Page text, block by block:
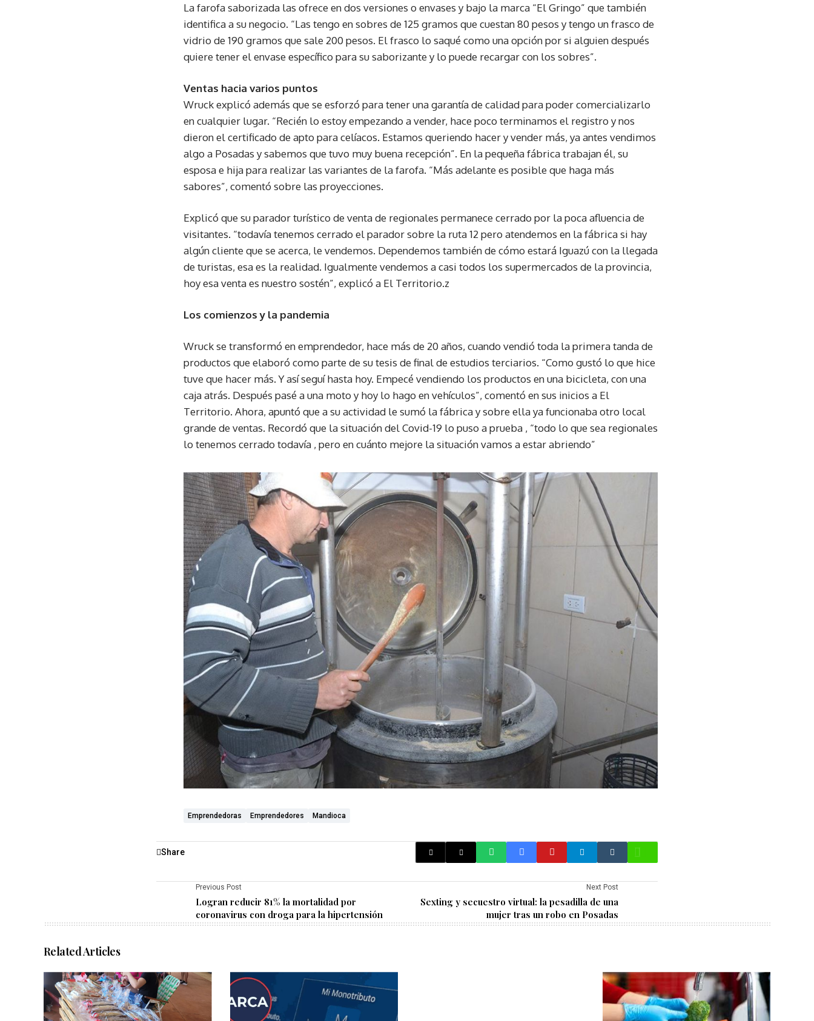
La farofa saborizada las ofrece en dos versiones o envases y bajo la marca “El Gringo” que también
identifica a su negocio. “Las tengo en sobres de 125 gramos que cuestan 80 pesos y tengo un frasco de
vidrio de 190 gramos que sale 200 pesos. El frasco lo saqué como una opción por si alguien después
quiere tener el envase específico para su saborizante y lo puede recargar con los sobres”.
Ventas hacia varios puntos
Wruck explicó además que se esforzó para tener una garantía de calidad para poder comercializarlo
en cualquier lugar. “Recién lo estoy empezando a vender, hace poco terminamos el registro y nos
dieron el certificado de apto para celíacos. Estamos queriendo hacer y vender más, ya antes vendimos
algo a Posadas y sabemos que tuvo muy buena recepción”. En la pequeña fábrica trabajan él, su
esposa e hija para realizar las variantes de la farofa. “Más adelante es posible que haga más
sabores”, comentó sobre las proyecciones.
Explicó que su parador turístico de venta de regionales permanece cerrado por la poca afluencia de
visitantes. “todavía tenemos cerrado el parador sobre la ruta 12 pero atendemos en la fábrica si hay
algún cliente que se acerca, le vendemos. Dependemos también de cómo estará Iguazú con la llegada
de turistas, esa es la realidad. Igualmente vendemos a casi todos los supermercados de la provincia,
hoy esa venta es nuestro sostén”, explicó a El Territorio.z
Los comienzos y la pandemia
Wruck se transformó en emprendedor, hace más de 20 años, cuando vendió toda la primera tanda de
productos que elaboró como parte de su tesis de final de estudios terciarios. “Como gustó lo que hice
tuve que hacer más. Y así seguí hasta hoy. Empecé vendiendo los productos en una bicicleta, con una
caja atrás. Después pasé a una moto y hoy lo hago en vehículos”, comentó en sus inicios a El
Territorio. Ahora, apuntó que a su actividad le sumó la fábrica y sobre ella ya funcionaba otro local
grande de ventas. Recordó que la situación del Covid-19 lo puso a prueba , “todo lo que sea regionales
lo tenemos cerrado todavía , pero en cuánto mejore la situación vamos a estar abriendo”
Emprendedoras Emprendedores Mandioca
Share
Previous Post
Logran reducir 81% la mortalidad por
coronavirus con droga para la hipertensión
Next Post
Sexting y secuestro virtual: la pesadilla de una
mujer tras un robo en Posadas
Related Articles